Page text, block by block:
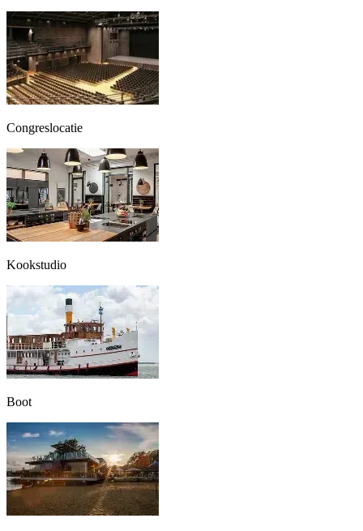
Congreslocatie
Kookstudio
Boot